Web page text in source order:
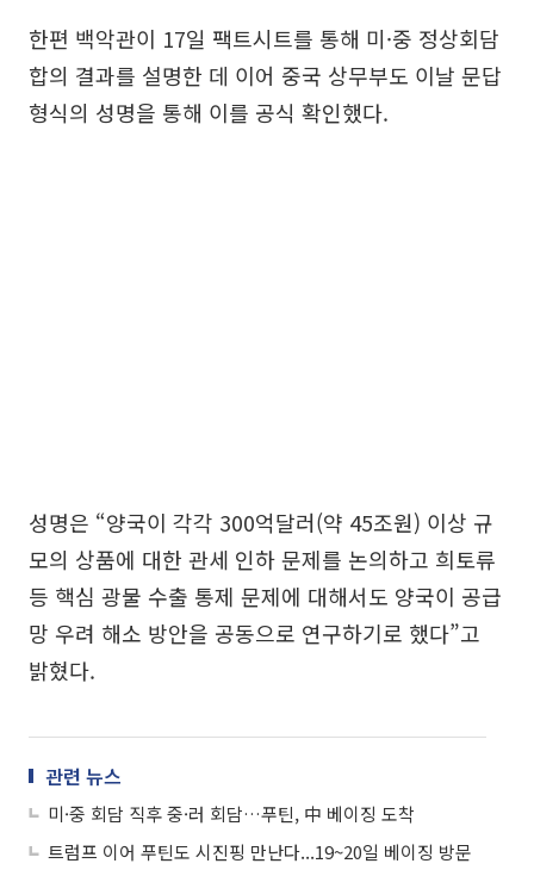
한편 백악관이 17일 팩트시트를 통해 미·중 정상회담
합의 결과를 설명한 데 이어 중국 상무부도 이날 문답
형식의 성명을 통해 이를 공식 확인했다.
성명은 “양국이 각각 300억달러(약 45조원) 이상 규
모의 상품에 대한 관세 인하 문제를 논의하고 희토류
등 핵심 광물 수출 통제 문제에 대해서도 양국이 공급
망 우려 해소 방안을 공동으로 연구하기로 했다”고
밝혔다.
관련 뉴스
미·중 회담 직후 중·러 회담…푸틴, 中 베이징 도착
트럼프 이어 푸틴도 시진핑 만난다...19~20일 베이징 방문